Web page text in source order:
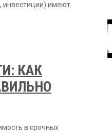
инвестиции) имеют
КАК
в срочных